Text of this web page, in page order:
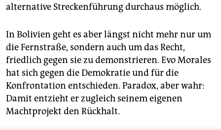
alternative Streckenführung durchaus möglich.
In Bolivien geht es aber längst nicht mehr nur um
die Fernstraße, sondern auch um das Recht,
friedlich gegen sie zu demonstrieren. Evo Morales
hat sich gegen die Demokratie und für die
Konfrontation entschieden. Paradox, aber wahr:
Damit entzieht er zugleich seinem eigenen
Machtprojekt den Rückhalt.